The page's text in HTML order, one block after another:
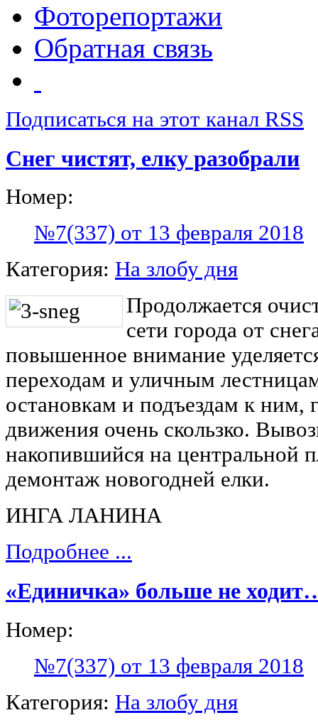
Фоторепортажи
Обратная связь
Подписаться на этот канал RSS
Снег чистят, елку разобрали
Номер:
№7(337) от 13 февраля 2018
Категория: На злобу дня
Продолжается
сети города от
повышенное внимание
переходам и уличным
остановкам и подъездам к ним,
движения очень скользко.
накопившийся на центральной
демонтаж новогодней елки.
ИНГА ЛАНИНА
Подробнее ...
«Единичка» больше не
Номер:
№7(337) от 13 февраля 2018
Категория: На злобу дня